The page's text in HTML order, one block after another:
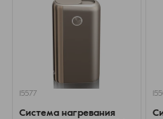
15577
Система нагревания